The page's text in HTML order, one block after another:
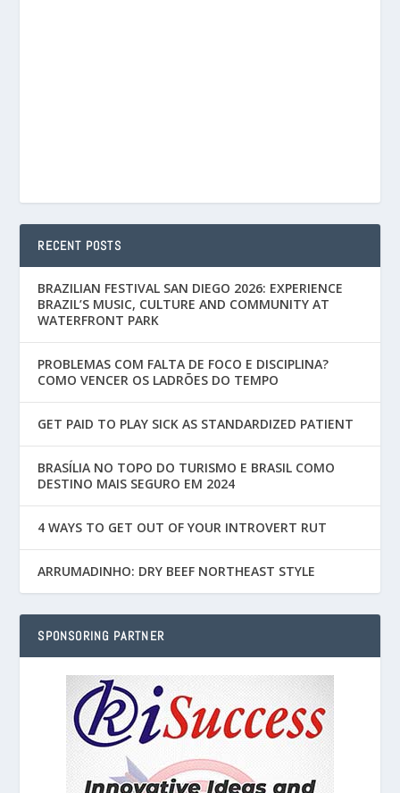
RECENT POSTS
BRAZILIAN FESTIVAL SAN DIEGO 2026: EXPERIENCE
BRAZIL’S MUSIC, CULTURE AND COMMUNITY AT
WATERFRONT PARK
PROBLEMAS COM FALTA DE FOCO E DISCIPLINA?
COMO VENCER OS LADRÕES DO TEMPO
GET PAID TO PLAY SICK AS STANDARDIZED PATIENT
BRASÍLIA NO TOPO DO TURISMO E BRASIL COMO
DESTINO MAIS SEGURO EM 2024
4 WAYS TO GET OUT OF YOUR INTROVERT RUT
ARRUMADINHO: DRY BEEF NORTHEAST STYLE
SPONSORING PARTNER